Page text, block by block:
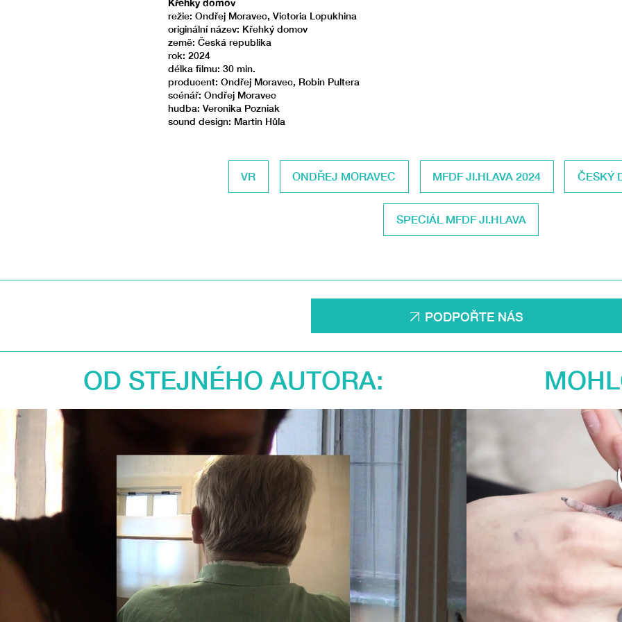
Křehký domov
režie: Ondřej Moravec, Victoria Lopukhina
originální název: Křehký domov
země: Česká republika
rok: 2024
délka filmu: 30 min.
producent: Ondřej Moravec, Robin Pultera
scénář: Ondřej Moravec
hudba: Veronika Pozniak
sound design: Martin Hůla
VR ONDŘEJ MORAVEC MFDF JI.HLAVA 2024 ČESKÝ
SPECIÁL MFDF JI.HLAVA
PODPOŘTE NÁS
OD STEJNÉHO AUTORA: